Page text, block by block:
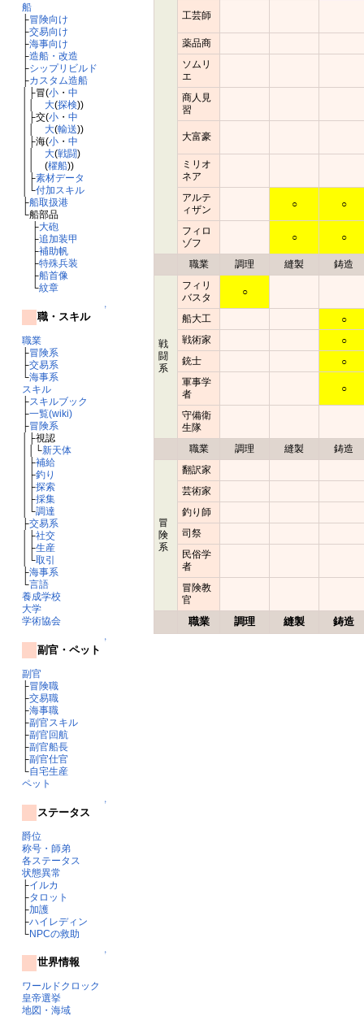
船
├冒険向け
├交易向け
├海事向け
├造船・改造
├シップリビルド
├カスタム造船
│├冒(小・ 中
大(探検))
│├交(小・ 中
大(輸送))
│├海(小・ 中
大(戦闘)
││ (櫂船))
│├素材データ
│└付加スキル
├船取扱港
└船部品
├大砲
├追加装甲
├補助帆
├特殊兵装
├船首像
└紋章
↑
職・スキル
職業
├冒険系
├交易系
└海事系
スキル
├スキルブック
├一覧(wiki)
├冒険系
│├視認
││└新天体
│├補給
│├釣り
│├探索
│├採集
│└調達
├交易系
│├社交
│├生産
│└取引
├海事系
└言語
養成学校
大学
学術協会
↑
副官・ペット
副官
├冒険職
├交易職
├海事職
├副官スキル
├副官回航
├副官船長
├副官仕官
└自宅生産
ペット
↑
ステータス
爵位
称号・師弟
各ステータス
状態異常
├イルカ
├タロット
├加護
├ハイレディン
└NPCの救助
↑
世界情報
ワールドクロック
皇帝選挙
地図・海域
職業 調理 縫製 鋳造
工芸師
薬品商
ソムリ
エ
商人見
習
大富豪
ミリオ
ネア
アルテ
ィザン
○ ○
フィロ
ゾフ
○ ○
職業 調理 縫製 鋳造
戦
闘
系
フィリ
バスタ
○
船大工
○
戦術家
○
銃士
○
軍事学
者
○
守備衛
生隊
職業
調理 縫製 鋳造
冒
険
系
翻訳家
芸術家
釣り師
司祭
民俗学
者
冒険教
官